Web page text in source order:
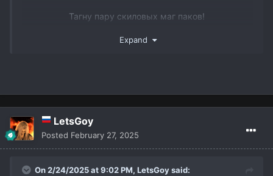
www.youtube.com/watch?v=DJJmtVgSQ6s&t
Тагну пару скиловых маг паков!
Так же есть пару слотов в пак 3 рес бп мм и овер
Expand
LetsGoy
Posted February 27, 2025
On 2/24/2025 at 9:02 PM, LetsGoysaid: